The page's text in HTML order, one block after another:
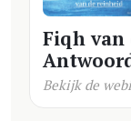
Fiqh van
Bekijk de